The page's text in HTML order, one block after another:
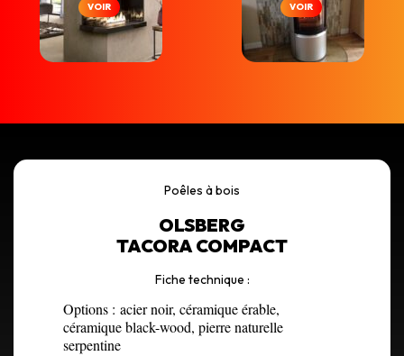
VOIR VOIR
Poêles à bois
OLSBERG
TACORA COMPACT
Fiche technique :
Options : acier noir, céramique érable,
céramique black-wood, pierre naturelle
serpentine